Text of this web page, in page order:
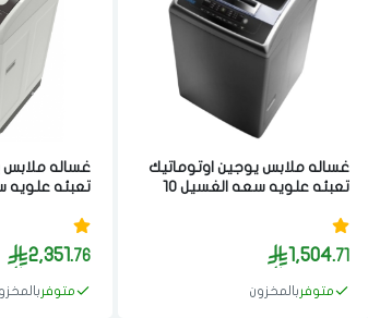
غساله ملابس يوجين اوتوماتيك
تعبئه علويه سعه الغسيل 10
1,504.71
متوفر بالمخزون
غساله ملابس
2,351.76
متوفر